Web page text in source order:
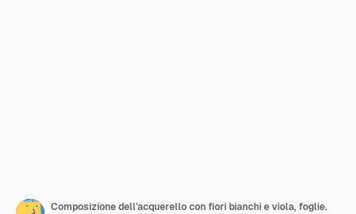
Composizione dell'acquerello con fiori bianchi e viola, foglie.